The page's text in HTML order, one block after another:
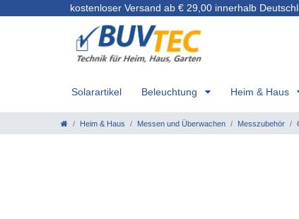
kostenloser Versand ab € 29,00 innerhalb
Solarartikel Beleuchtung Heim & Haus
Heim & Haus Messen und Überwachen Messzubehör